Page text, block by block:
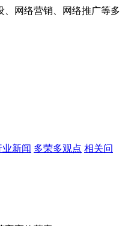
、网络营销、网络推广等多
业新闻 多荣多观点 相关问